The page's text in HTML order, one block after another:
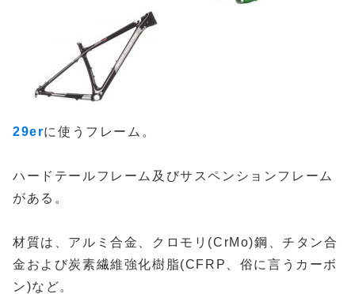
29erに使うフレーム。
ハードテールフレーム及びサスペンションフレーム
がある。
材質は、アルミ合金、クロモリ(CrMo)鋼、チタン合
金および炭素繊維強化樹脂(CFRP、俗に言うカーボ
ン)など。